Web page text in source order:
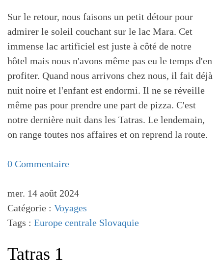
Sur le retour, nous faisons un petit détour pour
admirer le soleil couchant sur le lac Mara. Cet
immense lac artificiel est juste à côté de notre
hôtel mais nous n'avons même pas eu le temps d'en
profiter. Quand nous arrivons chez nous, il fait déjà
nuit noire et l'enfant est endormi. Il ne se réveille
même pas pour prendre une part de pizza. C'est
notre dernière nuit dans les Tatras. Le lendemain,
on range toutes nos affaires et on reprend la route.
0 Commentaire
mer. 14 août 2024
Catégorie : Voyages
Tags : Europe centrale Slovaquie
Tatras 1